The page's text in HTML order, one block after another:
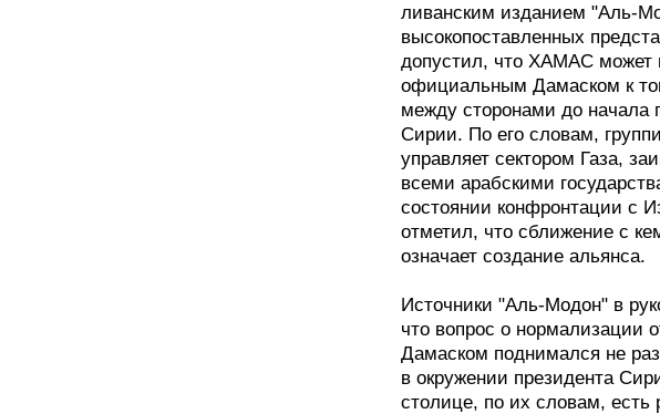
ливанским изданием "Аль-
высокопоставленных
допустил, что ХАМАС может
официальным Дамаском к
между сторонами до начала
Сирии. По его словам,
управляет сектором Газа,
всеми арабскими
состоянии конфронтации с
отметил, что сближение с
означает создание альянса.
Источники "Аль-Модон" в
что вопрос о
Дамаском поднимался не
в окружении президента
столице, по их словам, есть